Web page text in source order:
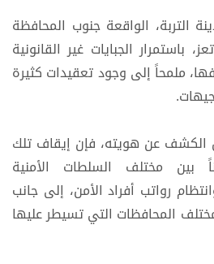
التربة، الواقعة جنوب المحافظة
باستمرار الجبايات غير القانونية
ملمحاً إلى وجود تعقيدات كثيرة
الكشف عن هويته، فإن إيقاف تلك
بين مختلف السلطات الأمنية
رواتب أفراد الأمن، إلى جانب
المحافظات التي تسيطر عليها